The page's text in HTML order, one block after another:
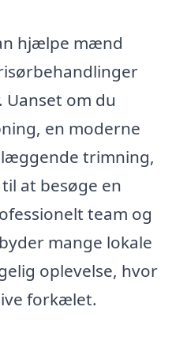
hjælpe mænd
Uanset om du
en moderne
trimning,
at besøge en
team og
mange lokale
oplevelse, hvor
forkælet.